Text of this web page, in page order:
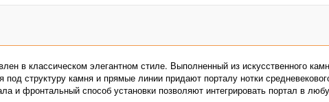
в классическом элегантном стиле. Выполненный из искусственного
под структуру камня и прямые линии придают порталу нотки
и фронтальный способ установки позволяют интегрировать портал в